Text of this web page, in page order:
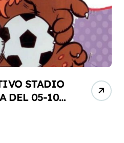
STADIO
DEL 05-10-